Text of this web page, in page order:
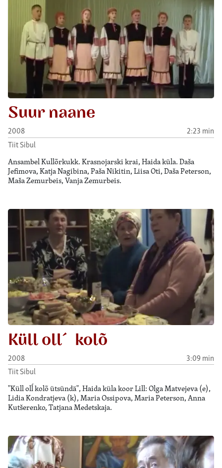
Suur naane
2008
2:23 min
Tiit Sibul
Ansambel Kullõrkukk. Krasnojarski krai, Haida küla. Daša
Jefimova, Katja Nagibina, Paša Nikitin, Liisa Oti, Daša Peterson,
Maša Zemurbeis, Vanja Zemurbeis.
Küll oll´ kolõ
2008
3:09 min
Tiit Sibul
"Küll olĺ kolõ ütsündä", Haida küla koor Lill: Olga Matvejeva (e),
Lidia Kondratjeva (k), Maria Ossipova, Maria Peterson, Anna
Kutšerenko, Tatjana Medetskaja.